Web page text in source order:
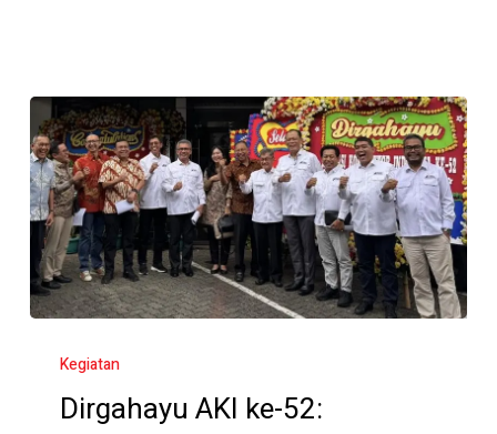
Kegiatan
Dirgahayu AKI ke-52: